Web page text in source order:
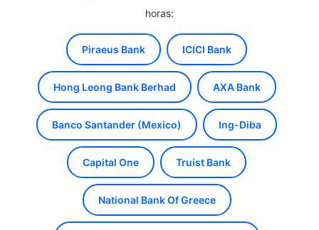
horas:
Piraeus Bank ICICI Bank
Hong Leong Bank Berhad AXA Bank
Banco Santander (Mexico) Ing-Diba
Capital One Truist Bank
National Bank Of Greece